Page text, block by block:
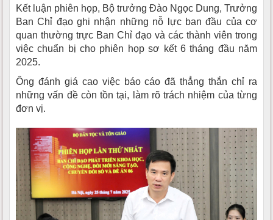
Kết luận phiên họp, Bộ trưởng Đào Ngọc Dung, Trưởng
Ban Chỉ đạo ghi nhận những nỗ lực ban đầu của cơ
quan thường trực Ban Chỉ đạo và các thành viên trong
việc chuẩn bị cho phiên họp sơ kết 6 tháng đầu năm
2025.
Ông đánh giá cao việc báo cáo đã thẳng thắn chỉ ra
những vấn đề còn tồn tại, làm rõ trách nhiệm của từng
đơn vị.